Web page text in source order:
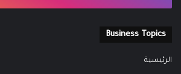
Business Topics
الرئيسية